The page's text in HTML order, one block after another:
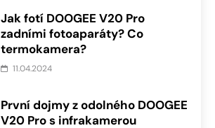
Jak fotí DOOGEE V20 Pro
zadními fotoaparáty? Co
termokamera?
11.04.2024
První dojmy z odolného DOOGEE
V20 Pro s infrakamerou